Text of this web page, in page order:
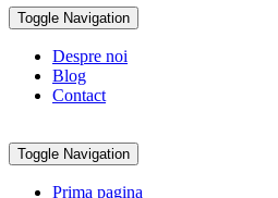
Toggle Navigation
Despre noi
Blog
Contact
Toggle Navigation
Prima pagina